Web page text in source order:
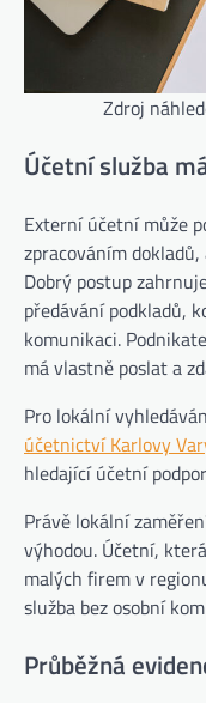
Zdroj
Účetní služba
Externí účetní může
zpracováním
Dobrý postup
předávání podkladů,
komunikaci.
má vlastně poslat a
Pro lokální
účetnictví Karlovy
hledající účetní
Právě lokální
výhodou. Účetní,
malých firem v
služba bez osobní
Průběžná